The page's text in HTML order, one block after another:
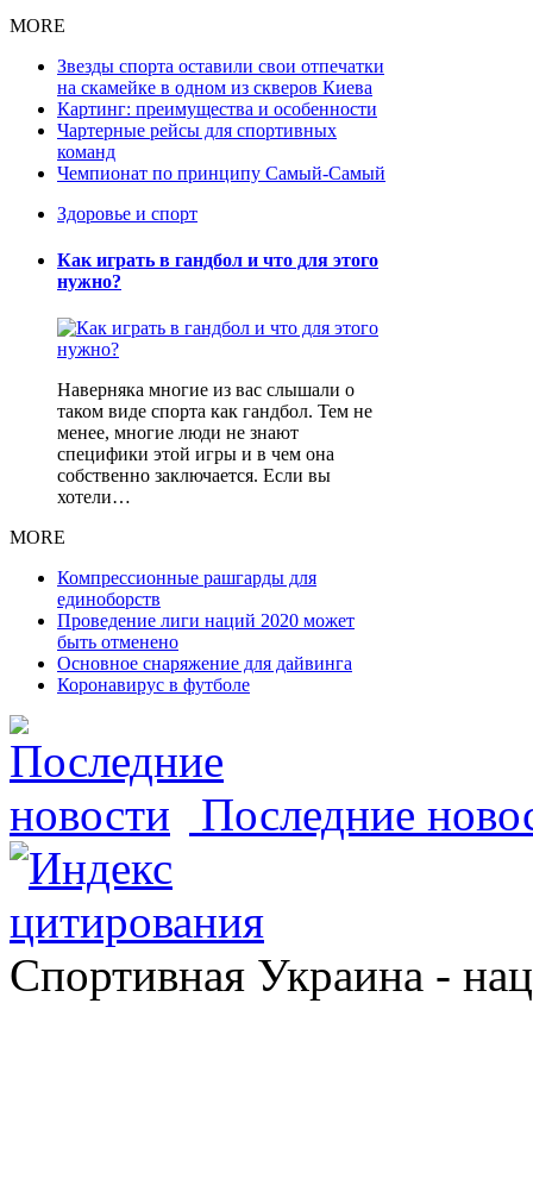
MORE
Звезды спорта оставили свои отпечатки
на скамейке в одном из скверов Киева
Картинг: преимущества и особенности
Чартерные рейсы для спортивных
команд
Чемпионат по принципу Самый-Самый
Здоровье и спорт
Как играть в гандбол и что для этого
нужно?
Наверняка многие из вас слышали о
таком виде спорта как гандбол. Тем не
менее, многие люди не знают
специфики этой игры и в чем она
собственно заключается. Если вы
хотели…
MORE
Компрессионные рашгарды для
единоборств
Проведение лиги наций 2020 может
быть отменено
Основное снаряжение для дайвинга
Коронавирус в футболе
Последние
Спортивная Украина -